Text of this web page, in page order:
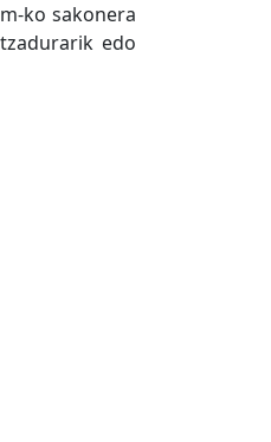
ko sakonera
edo